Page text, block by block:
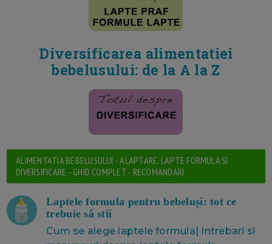
Diversificarea alimentatiei
bebelusului: de la A la Z
ALIMENTATIA BEBELUSULUI - ALAPTARE, LAPTE FORMULA SI
DIVERSIFICARE - GHID COMPLET - RECOMANDARI
Laptele formula pentru bebeluși: tot ce
trebuie să stii
Cum se alege laptele formula
Intrebari si